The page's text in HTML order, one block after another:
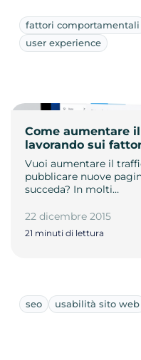
fattori comportamentali
user experience
Come aumentare
lavorando sui
Vuoi aumentare il
pubblicare nuove
succeda? In molti…
22 dicembre 2015
21 minuti di lettura
seo usabilità sito web